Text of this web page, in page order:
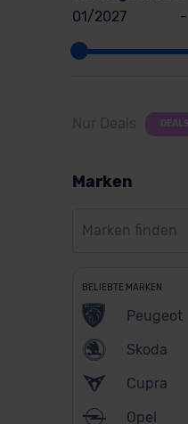
01/2027 -
Nur Deals DEALS
Marken
BELIEBTE MARKEN
Peugeot
Skoda
Cupra
Opel